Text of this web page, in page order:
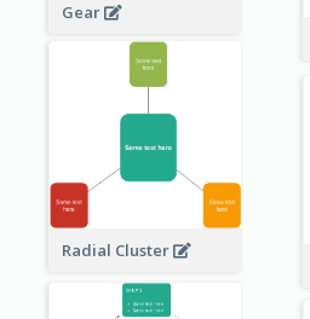
Gear
Radial Cluster